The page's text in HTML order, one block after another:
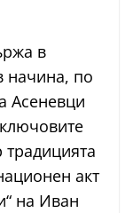
в
начина, по
Асеневци
акт
на Иван